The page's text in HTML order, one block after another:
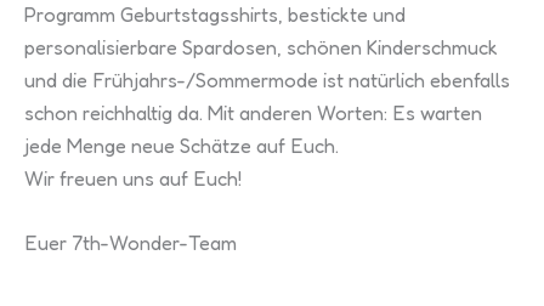
Programm Geburtstagsshirts, bestickte und
personalisierbare Spardosen, schönen Kinderschmuck
und die Frühjahrs-/Sommermode ist natürlich ebenfalls
schon reichhaltig da. Mit anderen Worten: Es warten
jede Menge neue Schätze auf Euch.
Wir freuen uns auf Euch!
Euer 7th-Wonder-Team